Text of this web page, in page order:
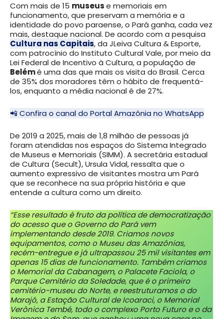
Com mais de 15 museuse memoriais em
funcionamento, que preservam a memória e a
identidade do povo paraense, o Pará ganha, cada vez
mais, destaque nacional. De acordo com a pesquisa
Cultura nas Capitais, da JLeiva Cultura & Esporte,
com patrocínio do Instituto Cultural Vale, por meio da
Lei Federal de Incentivo à Cultura, a população de
Belémé uma das que mais os visita do Brasil. Cerca
de 35% dos moradores têm o hábito de frequentá-
los, enquanto a média nacional é de 27%.
📲 Confira o canal do Portal Amazônia no WhatsApp
De 2019 a 2025, mais de 1,8 milhão de pessoas já
foram atendidas nos espaços do Sistema Integrado
de Museus e Memoriais (SIMM). A secretária estadual
de Cultura (Secult), Ursula Vidal, ressalta que o
aumento expressivo de visitantes mostra um Pará
que se reconhece na sua própria história e que
entende a cultura como um direito.
“Esse resultado é fruto da política de democratização
do acesso que o Governo do Pará vem
implementando desde 2019. Criamos novos
equipamentos, como o Museu das Amazônias,
recém-entregue e já ultrapassou 25 mil visitantes em
apenas 15 dias de funcionamento. Também criamos
o Memorial da Cabanagem, o Palacete Faciola, o
Parque Cemitério da Soledade, que é o primeiro
cemitério-museu do Norte, e reestruturamos o do
Marajó, a Estação Cultural de Icoaraci, o Memorial
Verônica Tembé, todo o complexo Porto Futuro e o da